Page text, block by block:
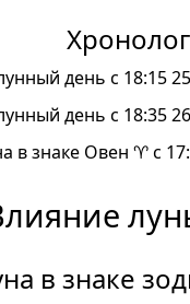
день с 18:15
день с 18:35
в знаке Овен ♈ с
в знаке